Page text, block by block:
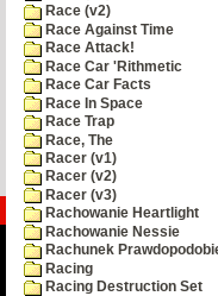
Race (v2)
Race Against Time
Race Attack!
Race Car 'Rithmetic
Race Car Facts
Race In Space
Race Trap
Race, The
Racer (v1)
Racer (v2)
Racer (v3)
Rachowanie Heartlight
Rachowanie Nessie
Rachunek
Racing
Racing Destruction Set